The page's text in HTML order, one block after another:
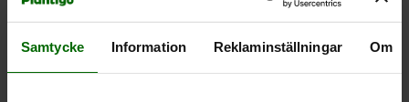
Samtycke Information Reklaminställningar Om
Leverans 1-
Kvalitet till
Eget lager allt i